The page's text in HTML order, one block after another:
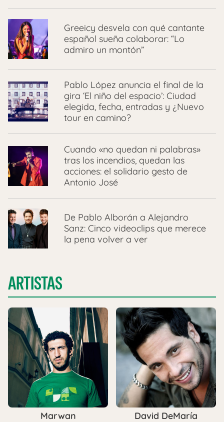
Greeicy desvela con qué cantante
español sueña colaborar: “Lo
admiro un montón”
Pablo López anuncia el final de la
gira ‘El niño del espacio’: Ciudad
elegida, fecha, entradas y ¿Nuevo
tour en camino?
Cuando «no quedan ni palabras»
tras los incendios, quedan las
acciones: el solidario gesto de
Antonio José
De Pablo Alborán a Alejandro
Sanz: Cinco videoclips que merece
la pena volver a ver
ARTISTAS
Marwan David DeMaría